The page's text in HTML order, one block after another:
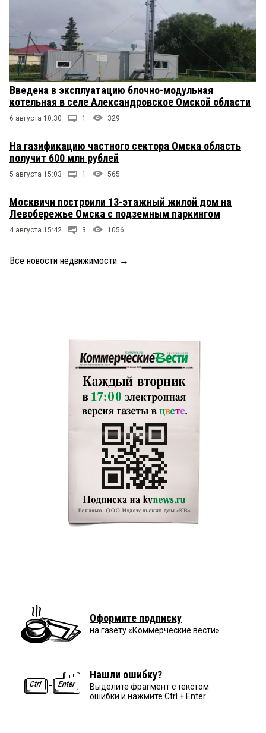
Введена в эксплуатацию блочно-модульная
котельная в селе Александровское Омской области
6 августа 10:30 1 329
На газификацию частного сектора Омска область
получит 600 млн рублей
5 августа 15:03 1 565
Москвичи построили 13-этажный жилой дом на
Левобережье Омска с подземным паркингом
4 августа 15:42 3 1056
Все новости недвижимости →
Оформите подписку
на газету «Коммерческие вести»
Нашли ошибку?
Выделите фрагмент с текстом
ошибки и нажмите Ctrl + Enter.